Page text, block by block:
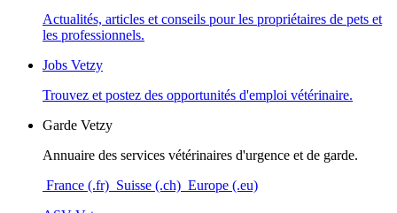
Actualités, articles et conseils pour les propriétaires de pets et
les professionnels.
Jobs Vetzy
Trouvez et postez des opportunités d'emploi vétérinaire.
Garde Vetzy
Annuaire des services vétérinaires d'urgence et de garde.
France (.fr) Suisse (.ch) Europe (.eu)